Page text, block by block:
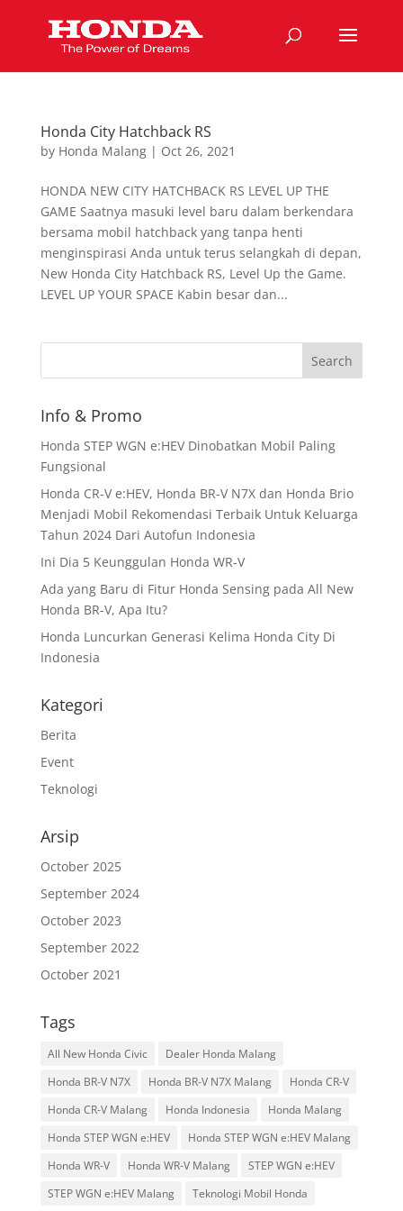
Honda City Hatchback RS
by Honda Malang| Oct 26, 2021
HONDA NEW CITY HATCHBACK RS LEVEL UP THE
GAME Saatnya masuki level baru dalam berkendara
bersama mobil hatchback yang tanpa henti
menginspirasi Anda untuk terus selangkah di depan,
New Honda City Hatchback RS, Level Up the Game.
LEVEL UP YOUR SPACE Kabin besar dan...
Info & Promo
Honda STEP WGN e:HEV Dinobatkan Mobil Paling
Fungsional
Honda CR-V e:HEV, Honda BR-V N7X dan Honda Brio
Menjadi Mobil Rekomendasi Terbaik Untuk Keluarga
Tahun 2024 Dari Autofun Indonesia
Ini Dia 5 Keunggulan Honda WR-V
Ada yang Baru di Fitur Honda Sensing pada All New
Honda BR-V, Apa Itu?
Honda Luncurkan Generasi Kelima Honda City Di
Indonesia
Kategori
Berita
Event
Teknologi
Arsip
October 2025
September 2024
October 2023
September 2022
October 2021
Tags
All New Honda Civic
Dealer Honda Malang
Honda BR-V N7X
Honda BR-V N7X Malang
Honda CR-V
Honda CR-V Malang
Honda Indonesia
Honda Malang
Honda STEP WGN e:HEV
Honda STEP WGN e:HEV Malang
Honda WR-V
Honda WR-V Malang
STEP WGN e:HEV
STEP WGN e:HEV Malang
Teknologi Mobil Honda